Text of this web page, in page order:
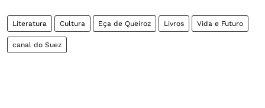
Literatura Cultura Eça de Queiroz Livros Vida e Futuro
canal do Suez